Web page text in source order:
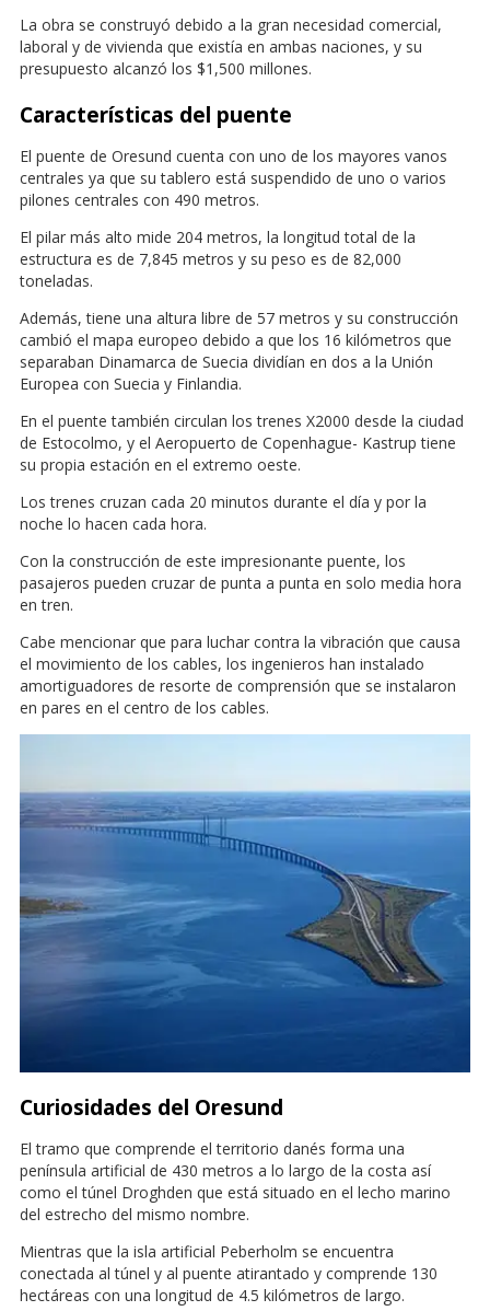
La obra se construyó debido a la gran necesidad comercial,
laboral y de vivienda que existía en ambas naciones, y su
presupuesto alcanzó los $1,500 millones.
Características del puente
El puente de Oresund cuenta con uno de los mayores vanos
centrales ya que su tablero está suspendido de uno o varios
pilones centrales con 490 metros.
El pilar más alto mide 204 metros, la longitud total de la
estructura es de 7,845 metros y su peso es de 82,000
toneladas.
Además, tiene una altura libre de 57 metros y su construcción
cambió el mapa europeo debido a que los 16 kilómetros que
separaban Dinamarca de Suecia dividían en dos a la Unión
Europea con Suecia y Finlandia.
En el puente también circulan los trenes X2000 desde la ciudad
de Estocolmo, y el Aeropuerto de Copenhague- Kastrup tiene
su propia estación en el extremo oeste.
Los trenes cruzan cada 20 minutos durante el día y por la
noche lo hacen cada hora.
Con la construcción de este impresionante puente, los
pasajeros pueden cruzar de punta a punta en solo media hora
en tren.
Cabe mencionar que para luchar contra la vibración que causa
el movimiento de los cables, los ingenieros han instalado
amortiguadores de resorte de comprensión que se instalaron
en pares en el centro de los cables.
Curiosidades del Oresund
El tramo que comprende el territorio danés forma una
península artificial de 430 metros a lo largo de la costa así
como el túnel Droghden que está situado en el lecho marino
del estrecho del mismo nombre.
Mientras que la isla artificial Peberholm se encuentra
conectada al túnel y al puente atirantado y comprende 130
hectáreas con una longitud de 4.5 kilómetros de largo.